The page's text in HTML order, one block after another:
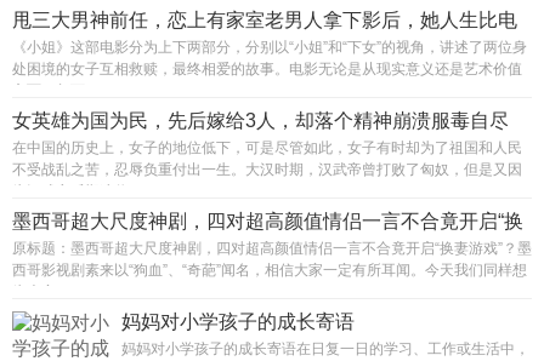
甩三大男神前任，恋上有家室老男人拿下影后，她人生比电
影还精彩
《小姐》这部电影分为上下两部分，分别以“小姐”和“下女”的视角，讲述了两位身
处困境的女子互相救赎，最终相爱的故事。电影无论是从现实意义还是艺术价值
女英雄为国为民，先后嫁给3人，却落个精神崩溃服毒自尽
在中国的历史上，女子的地位低下，可是尽管如此，女子有时却为了祖国和人民
不受战乱之苦，忍辱负重付出一生。大汉时期，汉武帝曾打败了匈奴，但是又因
墨西哥超大尺度神剧，四对超高颜值情侣一言不合竟开启“换
妻...
原标题：墨西哥超大尺度神剧，四对超高颜值情侣一言不合竟开启“换妻游戏”？墨
西哥影视剧素来以“狗血”、“奇葩”闻名，相信大家一定有所耳闻。今天我们同样想
妈妈对小学孩子的成长寄语
妈妈对小学孩子的成长寄语在日复一日的学习、工作或生活中，